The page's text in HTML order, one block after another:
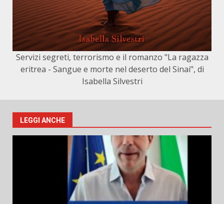
Servizi segreti, terrorismo e il romanzo "La ragazza
eritrea - Sangue e morte nel deserto del Sinai", di
Isabella Silvestri
LEGGI ANCHE